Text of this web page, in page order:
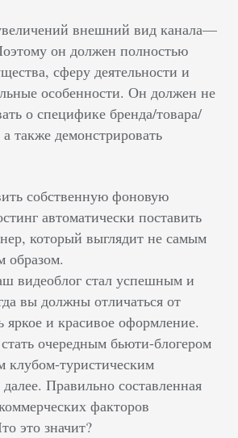
внешний вид канала—
он должен полностью
сферу деятельности и
особенности. Он должен не
о специфике бренда/товара/
также демонстрировать
собственную фоновую
автоматически поставить
который выглядит не самым
образом.
видеоблог стал успешным и
вы должны отличаться от
яркое и красивое оформление.
очередным бьюти-блогером
туристическим
Правильно составленная
факторов
это значит?